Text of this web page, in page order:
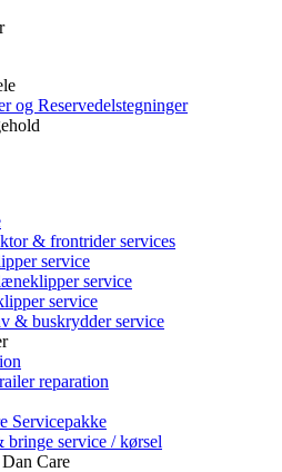
og Reservedelstegninger
& frontrider services
service
service
service
& buskrydder service
reparation
Servicepakke
bringe service / kørsel
Care